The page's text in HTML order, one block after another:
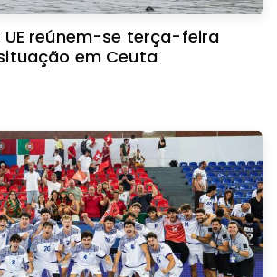
UE reúnem-se terça-feira
em Ceuta